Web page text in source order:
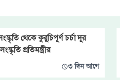
থেকে কুরুচিপূর্ণ চর্চা দূর
প্রতিমন্ত্রীর
৩ দিন আগে